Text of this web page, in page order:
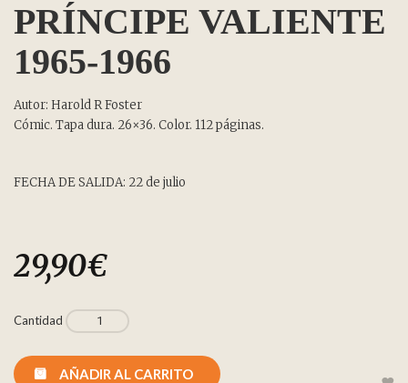
PRÍNCIPE VALIENTE
1965-1966
Autor: Harold R Foster
Cómic. Tapa dura. 26×36. Color. 112 páginas.
FECHA DE SALIDA: 22 de julio
29,90€
Cantidad
AÑADIR AL CARRITO